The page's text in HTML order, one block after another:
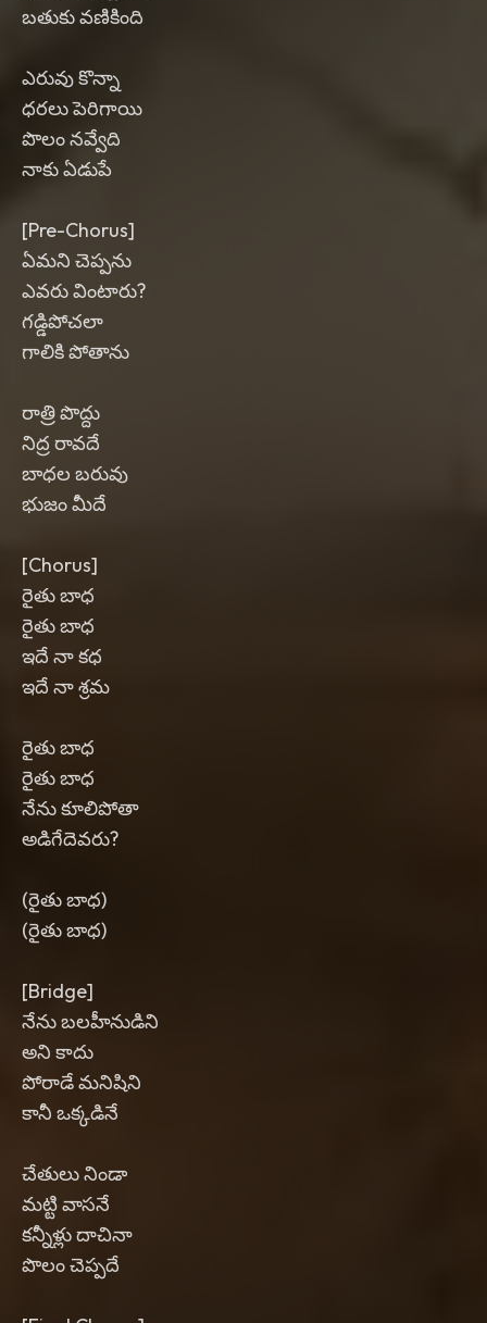
బతుకు వణికింది
ఎరువు కొన్నా
ధరలు పెరిగాయి
పొలం నవ్వేది
నాకు ఏడుపే
[Pre-Chorus]
ఏమని చెప్పను
ఎవరు వింటారు?
గడ్డిపోచలా
గాలికి పోతాను
రాత్రి పొద్దు
నిద్ర రావదే
బాధల బరువు
భుజం మీదే
[Chorus]
రైతు బాధ
రైతు బాధ
ఇదే నా కధ
ఇదే నా శ్రమ
రైతు బాధ
రైతు బాధ
నేను కూలిపోతా
అడిగేదెవరు?
(రైతు బాధ)
(రైతు బాధ)
[Bridge]
నేను బలహీనుడిని
అని కాదు
పోరాడే మనిషిని
కానీ ఒక్కడినే
చేతులు నిండా
మట్టి వాసనే
కన్నీళ్లు దాచినా
పొలం చెప్పదే